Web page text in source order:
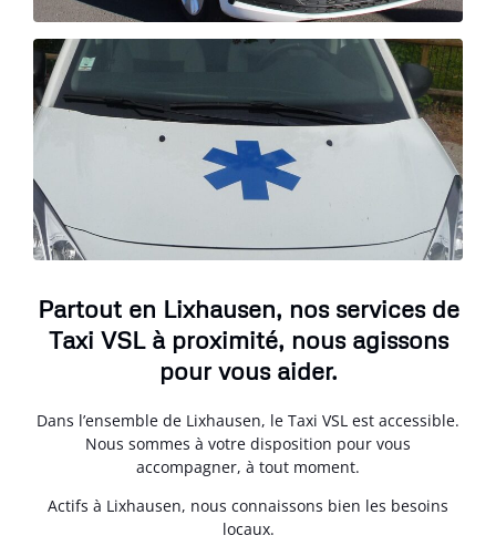
Partout en Lixhausen, nos services de
Taxi VSL à proximité, nous agissons
pour vous aider.
Dans l’ensemble de Lixhausen, le Taxi VSL est accessible.
Nous sommes à votre disposition pour vous
accompagner, à tout moment.
Actifs à Lixhausen, nous connaissons bien les besoins
locaux.